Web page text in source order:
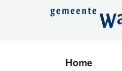
Home